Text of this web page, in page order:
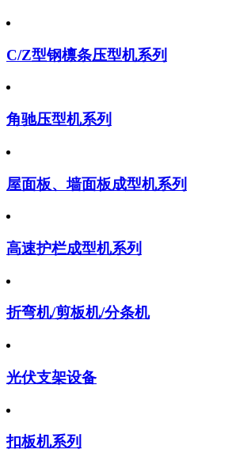
C/Z型钢檩条压型机系列
角驰压型机系列
屋面板、墙面板成型机系列
高速护栏成型机系列
折弯机/剪板机/分条机
光伏支架设备
扣板机系列